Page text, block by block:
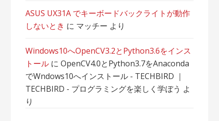
ASUS UX31A でキーボードバックライトが動作
しないとき に マッチー より
Windows10へOpenCV3.2とPython3.6をインス
トール にOpenCV4.0とPython3.7をAnaconda
でWndows10へインストール - TECHBIRD ｜
TECHBIRD - プログラミングを楽しく学ぼう よ
り